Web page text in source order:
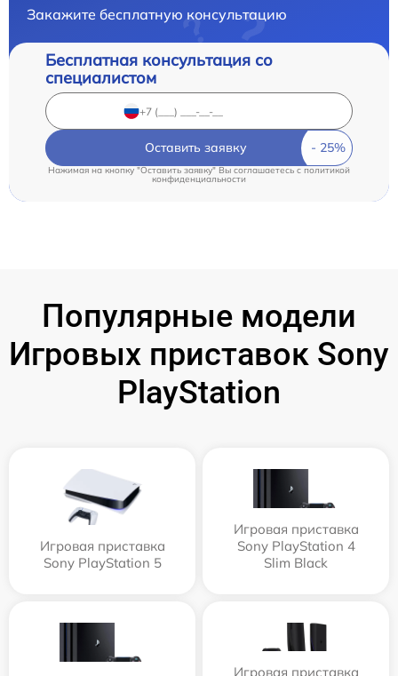
Закажите бесплатную консультацию
Бесплатная консультация со
специалистом
Оставить заявку
Нажимая на кнопку "Оставить заявку" Вы соглашаетесь cполитикой
конфиденциальности
Популярные модели
Игровых приставок Sony
PlayStation
Игровая приставка
Sony PlayStation 5
Игровая приставка
Sony PlayStation 4
Slim Black
Игровая приставка